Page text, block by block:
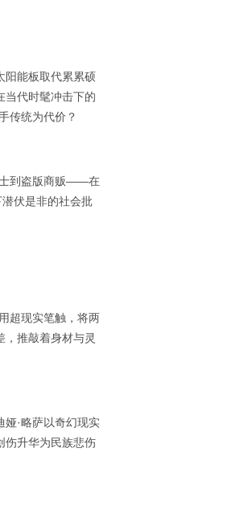
阳能板取代累累硕
当代时髦冲击下的
传统为代价？
士到盗版商贩——在
伏是非的社会批
超现实笔触，将两
，推敲着身材与灵
·略萨以奇幻现实
伤升华为民族悲伤